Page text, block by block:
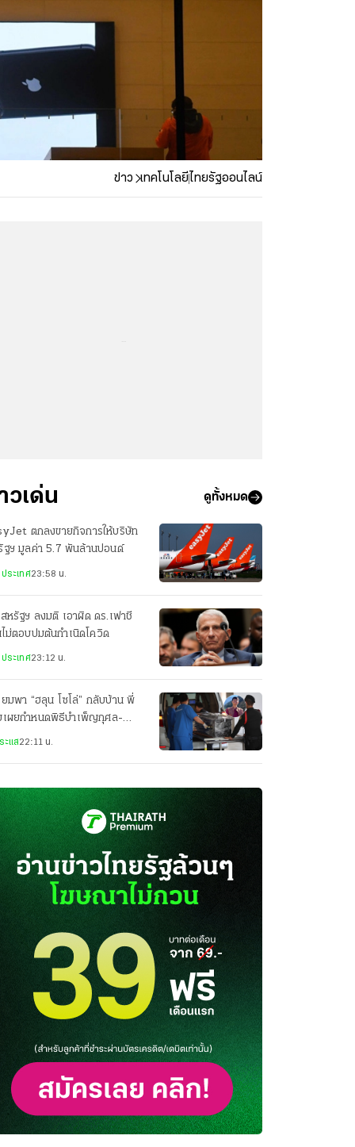
ข่าว เทคโนโลยีไทยรัฐออนไลน์
วเด่น ดูทั้งหมด
ตกลงขายกิจการให้บริษัท
ฐฯ มูลค่า 5.7 พันล้านปอนด์
ระเทศ23:58 น.
หรัฐฯ ลงมติ เอาผิด ดร.เฟาชี
ไม่ตอบปมต้นกำเนิดโควิด
ระเทศ23:12 น.
ยมพา “ฮลุน โซโล่” กลับบ้าน พี่
เผยกำหนดพิธีบำเพ็ญกุศล-
ะแส22:11 น.